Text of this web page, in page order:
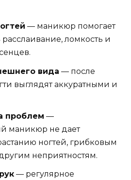
— маникюр помогает
расслаивание, ломкость и
вида — после
выглядят аккуратными и
проблем —
маникюр не дает
ногтей, грибковым
неприятностям.
— регулярное